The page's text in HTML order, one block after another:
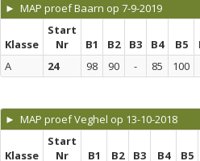
► MAP proef Baarn op 7-9-2019
Klasse
Start
Nr
B1 B2 B3 B4 B5
A
24 98 90 - 85 100
► MAP proef Veghel op 13-10-2018
Klasse
Start
Nr
B1 B2 B3 B4 B5